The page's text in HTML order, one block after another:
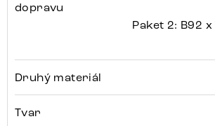
dopravu
Paket 2: B92
Druhý materiál
Tvar